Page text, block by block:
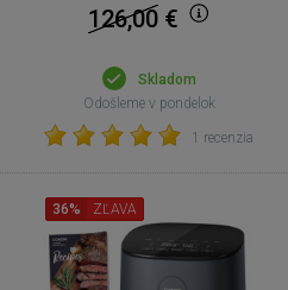
126,00 €
Skladom
Odošleme v pondelok
1 recenzia
36% ZĽAVA